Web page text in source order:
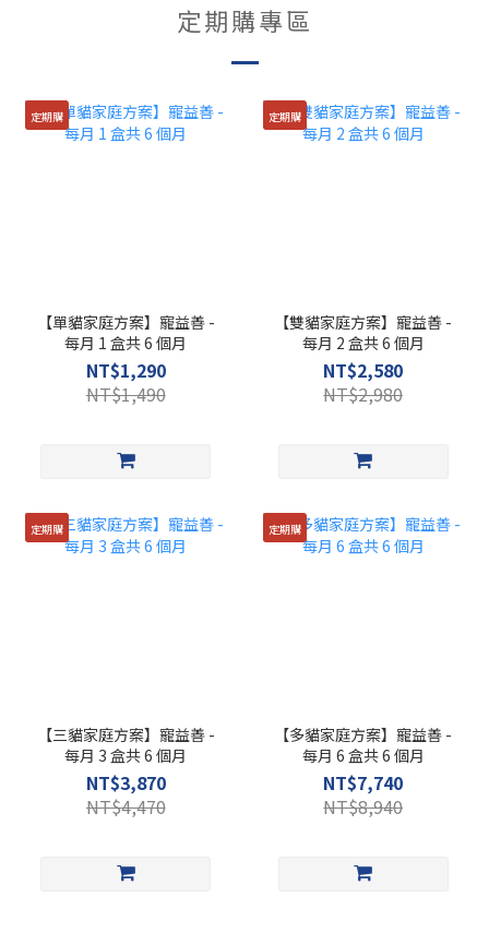
定期購專區
定期購
【單貓家庭方案】寵益善 -
每月 1 盒共 6 個月
NT$1,290
NT$1,490
定期購
【雙貓家庭方案】寵益善 -
每月 2 盒共 6 個月
NT$2,580
NT$2,980
定期購
【三貓家庭方案】寵益善 -
每月 3 盒共 6 個月
NT$3,870
NT$4,470
定期購
【多貓家庭方案】寵益善 -
每月 6 盒共 6 個月
NT$7,740
NT$8,940